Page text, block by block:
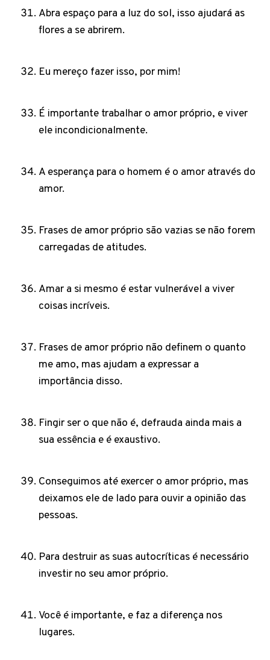
Abra espaço para a luz do sol, isso ajudará as
flores a se abrirem.
Eu mereço fazer isso, por mim!
É importante trabalhar o amor próprio, e viver
ele incondicionalmente.
A esperança para o homem é o amor através do
amor.
Frases de amor próprio são vazias se não forem
carregadas de atitudes.
Amar a si mesmo é estar vulnerável a viver
coisas incríveis.
Frases de amor próprio não definem o quanto
me amo, mas ajudam a expressar a
importância disso.
Fingir ser o que não é, defrauda ainda mais a
sua essência e é exaustivo.
Conseguimos até exercer o amor próprio, mas
deixamos ele de lado para ouvir a opinião das
pessoas.
Para destruir as suas autocríticas é necessário
investir no seu amor próprio.
Você é importante, e faz a diferença nos
lugares.